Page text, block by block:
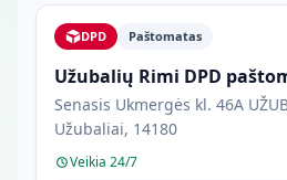
DPD Paštomatas
Užubalių Rimi DPD
Senasis Ukmergės kl. 46A
Užubaliai, 14180
Veikia 24/7